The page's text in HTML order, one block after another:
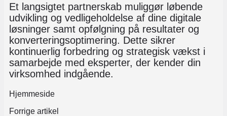
Et langsigtet partnerskab muliggør løbende
udvikling og vedligeholdelse af dine digitale
løsninger samt opfølgning på resultater og
konverteringsoptimering. Dette sikrer
kontinuerlig forbedring og strategisk vækst i
samarbejde med eksperter, der kender din
virksomhed indgående.
Hjemmeside
Forrige artikel